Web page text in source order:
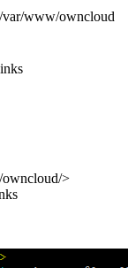
www/owncloud
>